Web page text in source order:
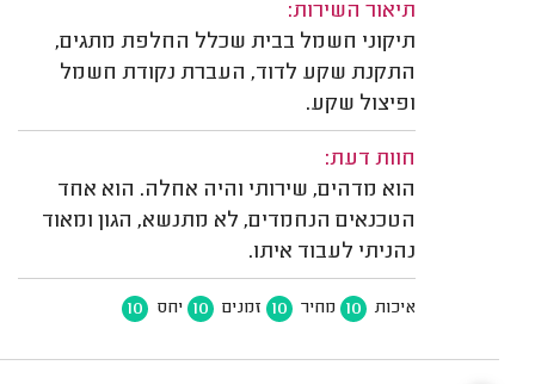
תיאור השירות:
תיקוני חשמל בבית שכלל החלפת מתגים,
התקנת שקע לדוד, העברת נקודת חשמל
ופיצול שקע.
חוות דעת:
הוא מדהים, שירותי והיה אחלה. הוא אחד
הטכנאים הנחמדים, לא מתנשא, הגון ומאוד
נהניתי לעבוד איתו.
איכות 10 מחיר 10 זמנים 10 יחס 10